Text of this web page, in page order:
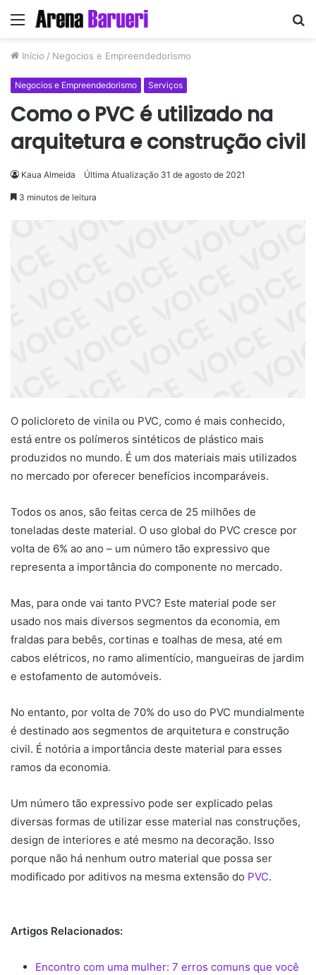
Menu
Início / Negocios e Empreendedorismo
Negocios e Empreendedorismo Serviços
Como o PVC é utilizado na
arquitetura e construção civil
Kaua Almeida Última Atualização 31 de agosto de 2021
3 minutos de leitura
O policloreto de vinila ou PVC, como é mais conhecido,
está entre os polímeros sintéticos de plástico mais
produzidos no mundo. É um dos materiais mais utilizados
no mercado por oferecer benefícios incomparáveis.
Todos os anos, são feitas cerca de 25 milhões de
toneladas deste material. O uso global do PVC cresce por
volta de 6% ao ano – um número tão expressivo que
representa a importância do componente no mercado.
Mas, para onde vai tanto PVC? Este material pode ser
usado nos mais diversos segmentos da economia, em
fraldas para bebês, cortinas e toalhas de mesa, até em
cabos elétricos, no ramo alimentício, mangueiras de jardim
e estofamento de automóveis.
No entanto, por volta de 70% do uso do PVC mundialmente
é destinado aos segmentos de arquitetura e construção
civil. É notória a importância deste material para esses
ramos da economia.
Um número tão expressivo pode ser explicado pelas
diversas formas de utilizar esse material nas construções,
design de interiores e até mesmo na decoração. Isso
porque não há nenhum outro material que possa ser
modificado por aditivos na mesma extensão do PVC.
Artigos Relacionados:
Encontro com uma mulher: 7 erros comuns que você